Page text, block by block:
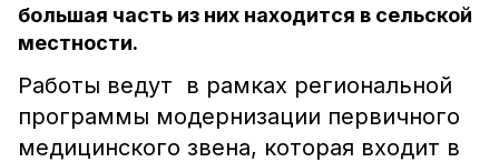
большая часть из них находится в сельской
местности.
Работы ведут в рамках региональной
программы модернизации первичного
медицинского звена, которая входит в